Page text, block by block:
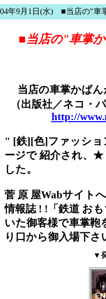
年9月1日(水) ■当店の"車
■当店の"車掌
当店の車掌かばん
（出版社／ネコ・
http://
" [鉄][色]ファッシ
ージで 紹介され
した。
菅 原 屋Wabサイト
情報誌 ! !「鉄道 お
いた御客様で車掌鞄
り口から御入場下さ
▼